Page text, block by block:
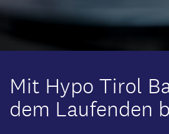
Mit Hypo Tirol
dem Laufenden